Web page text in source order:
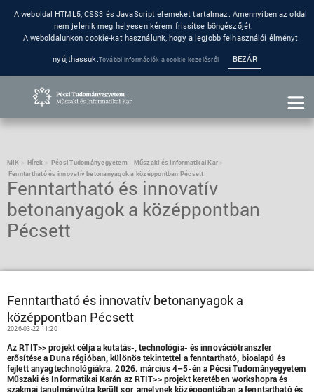
A weboldal HTML5, CSS3 és JavaScript elemeket tartalmaz. Amennyiben az oldal
nem jelenik meg helyesen kérem frissítse böngészőjét.
A weboldalunkon cookie-kat használunk, hogy a legjobb felhasználói élményt
nyújthassuk. További információk a cookie kezelésről BEZÁR
MIK Hírek
Pécsi Tudományegyetem - Műszaki és Informatikai Kar
Fenntartható és innovatív betonanyagok a középpontban Pécsett
Fenntartható és innovatív
betonanyagok a középpontban
Pécsett
Fenntartható és innovatív betonanyagok a
középpontban Pécsett
2026-03-22 11:20
Az RTIT>> projekt célja a kutatás-, technológia- és innovációtranszfer
erősítése a Duna régióban, különös tekintettel a fenntartható, bioalapú és
fejlett anyagtechnológiákra. 2026. március 4–5-én a Pécsi Tudományegyetem
Műszaki és Informatikai Karán az RTIT>> projekt keretében workshopra és
szakmai tanulmányútra került sor, amelynek középpontjában a fenntartható és